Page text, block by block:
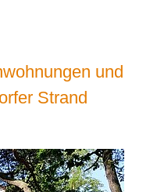
und
Strand